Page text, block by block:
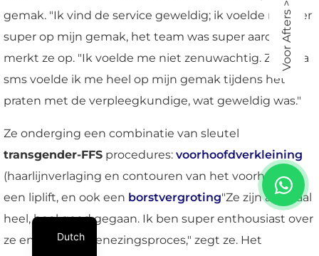
gemak. "Ik vind de service geweldig; ik voelde me hier
super op mijn gemak, het team was super aardig",
merkt ze op. "Ik voelde me niet zenuwachtig. Zelfs via
sms voelde ik me heel op mijn gemak tijdens het
praten met de verpleegkundige, wat geweldig was."
Ze onderging een combinatie van sleutel
transgender-FFS procedures: voorhoofdverkleining
(haarlijnverlaging en contouren van het voorhoofd),
een liplift, en ook een borstvergroting"Ze zijn allemaal
heel, heel goed gegaan. Ik ben super enthousiast over
ze en over het genezingsproces," zegt ze. Het
Voor Afters >
Dutch